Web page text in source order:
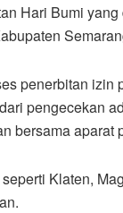
Hari Bumi
penerbitan
pengecekan
bersama aparat
Klaten,